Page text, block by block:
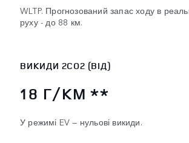
WLTP. Прогнозований запас ходу в
руху - до 88 км.
ВИКИДИ 2CO2 (ВІД)
18 Г/КМ **
У режимі EV — нульові викиди.